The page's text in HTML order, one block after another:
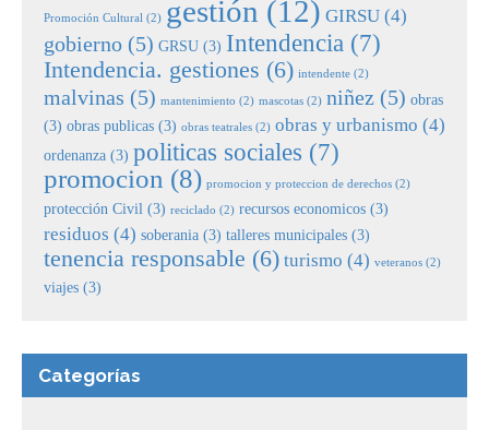
Promoción Cultural (2) gestión (12) GIRSU (4)
gobierno (5) GRSU (3) Intendencia (7)
Intendencia. gestiones (6) intendente (2)
malvinas (5) mantenimiento (2) mascotas (2) niñez (5) obras
(3) obras publicas (3) obras teatrales (2) obras y urbanismo (4)
ordenanza (3) politicas sociales (7)
promocion (8) promocion y proteccion de derechos (2)
protección Civil (3) reciclado (2) recursos economicos (3)
residuos (4) soberania (3) talleres municipales (3)
tenencia responsable (6) turismo (4) veteranos (2)
viajes (3)
Categorías